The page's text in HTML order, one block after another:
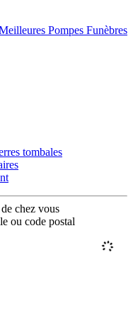
Pompes Funèbres
tombales
chez vous
ou code postal